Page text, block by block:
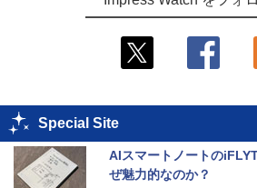
Special Site
AIスマートノートの
ぜ魅力的なのか？